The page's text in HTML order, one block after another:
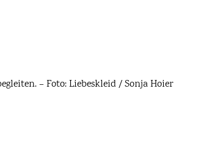
– Foto: Liebeskleid / Sonja Hoier